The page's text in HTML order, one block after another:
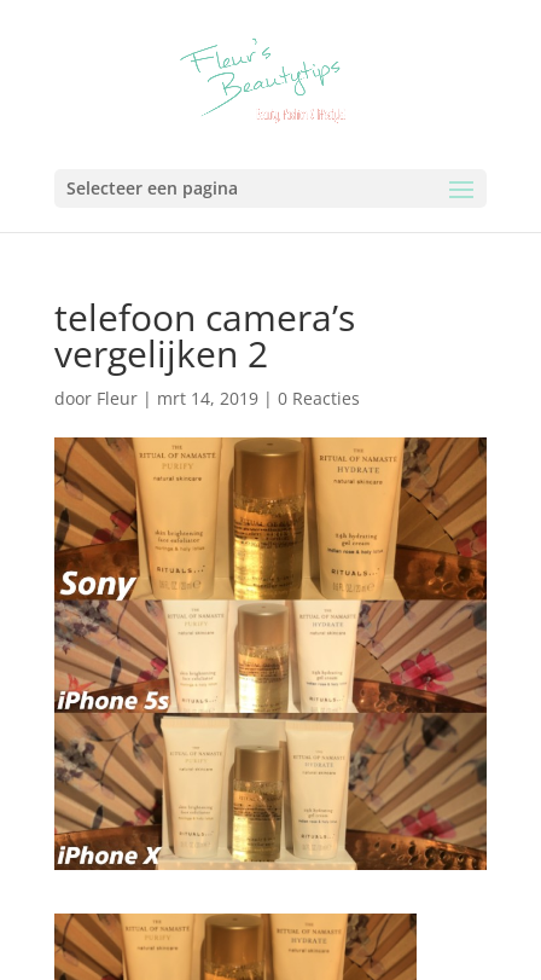
Selecteer een pagina
telefoon camera’s
vergelijken 2
door Fleur| mrt 14, 2019| 0 Reacties